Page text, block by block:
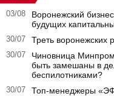
03/08
Воронежский
будущих
30/07 Треть воронежских
30/07
Чиновница
быть замешаны в
беспилотниками?
30/07 Топ-менеджеры